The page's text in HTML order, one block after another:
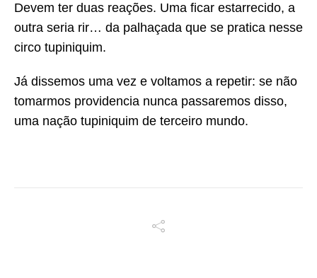
Devem ter duas reações. Uma ficar estarrecido, a
outra seria rir… da palhaçada que se pratica nesse
circo tupiniquim.
Já dissemos uma vez e voltamos a repetir: se não
tomarmos providencia nunca passaremos disso,
uma nação tupiniquim de terceiro mundo.